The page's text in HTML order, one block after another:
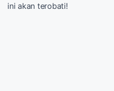
ini akan terobati!